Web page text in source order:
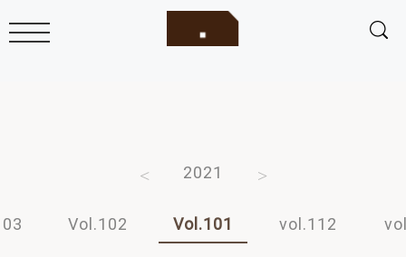
2021
Vol.102 Vol.101 vol.112